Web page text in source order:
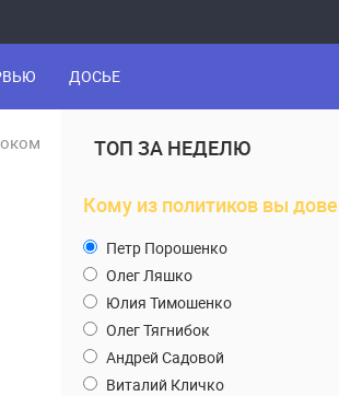
ДОСЬЕ
ТОП ЗА НЕДЕЛЮ
Кому из политиков вы
Петр Порошенко
Олег Ляшко
Юлия Тимошенко
Олег Тягнибок
Андрей Садовой
Виталий Кличко